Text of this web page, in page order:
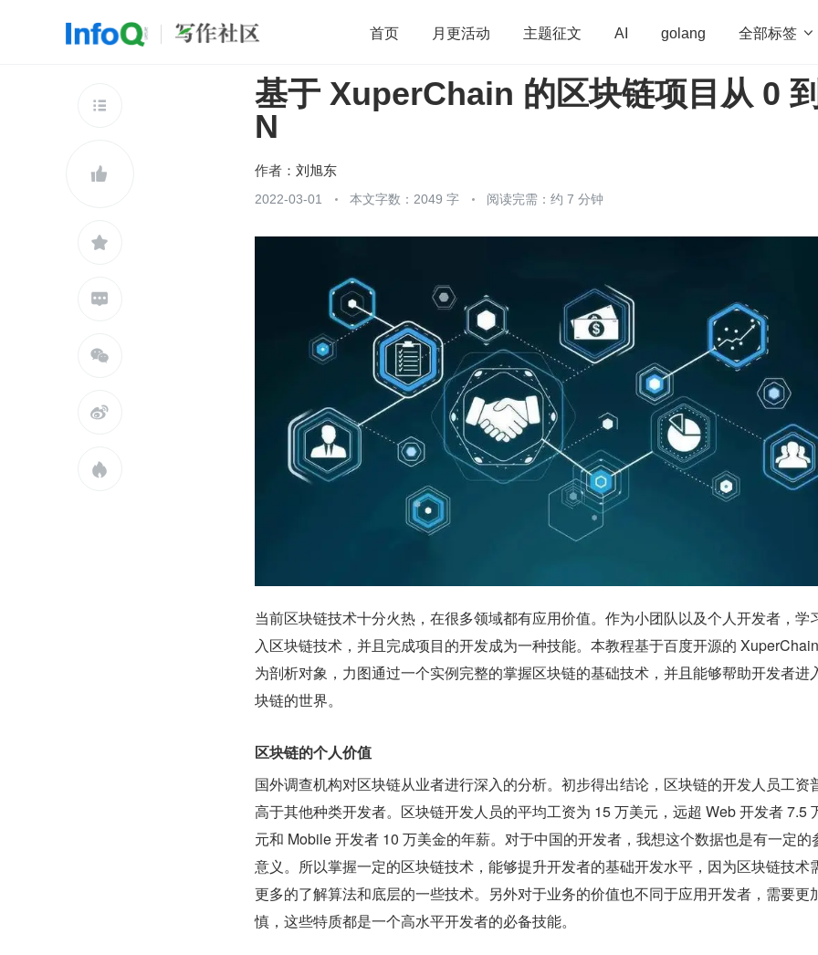
首页 月更活动 主题征文 AI golang 全部标签 
开源 架构 OpenHarmony 算法 学习方法 Web3.0 高
查看更多







基于 XuperChain 的区块链项目从 0 到
N
作者： 刘旭东
2022-03-01 本文字数：2049 字 阅读完需：约 7 分钟
当前区块链技术十分火热，在很多领域都有应用价值。作为小团队以及个人开发者，学
入区块链技术，并且完成项目的开发成为一种技能。本教程基于百度开源的
为剖析对象，力图通过一个实例完整的掌握区块链的基础技术，并且能够帮助开发者进
块链的世界。
区块链的个人价值
国外调查机构对区块链从业者进行深入的分析。初步得出结论，区块链的开发人员工资
高于其他种类开发者。区块链开发人员的平均工资为 15 万美元，远超 Web 开发者 7.5
元和 Mobile 开发者 10 万美金的年薪。对于中国的开发者，我想这个数据也是有一定的
意义。所以掌握一定的区块链技术，能够提升开发者的基础开发水平，因为区块链技术
更多的了解算法和底层的一些技术。另外对于业务的价值也不同于应用开发者，需要更
慎，这些特质都是一个高水平开发者的必备技能。